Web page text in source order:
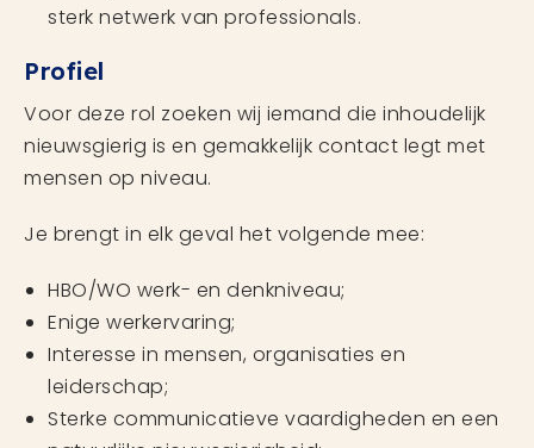
sterk netwerk van professionals.
Profiel
Voor deze rol zoeken wij iemand die inhoudelijk
nieuwsgierig is en gemakkelijk contact legt met
mensen op niveau.
Je brengt in elk geval het volgende mee:
HBO/WO werk- en denkniveau;
Enige werkervaring;
Interesse in mensen, organisaties en
leiderschap;
Sterke communicatieve vaardigheden en een